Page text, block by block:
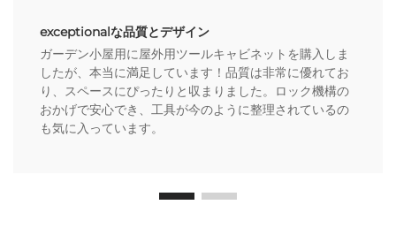
exceptionalな品質とデザイン
ガーデン小屋用に屋外用ツールキャビネットを購入しま
したが、本当に満足しています！品質は非常に優れてお
り、スペースにぴったりと収まりました。ロック機構の
おかげで安心でき、工具が今のように整理されているの
も気に入っています。